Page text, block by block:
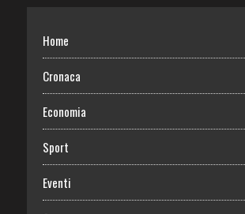
Home
Cronaca
Economia
Sport
Eventi